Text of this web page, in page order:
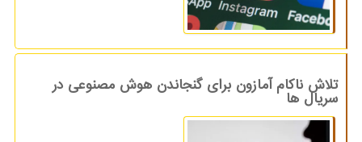
تلاش ناکام آمازون برای گنجاندن هوش مصنوعی در
سریال ها